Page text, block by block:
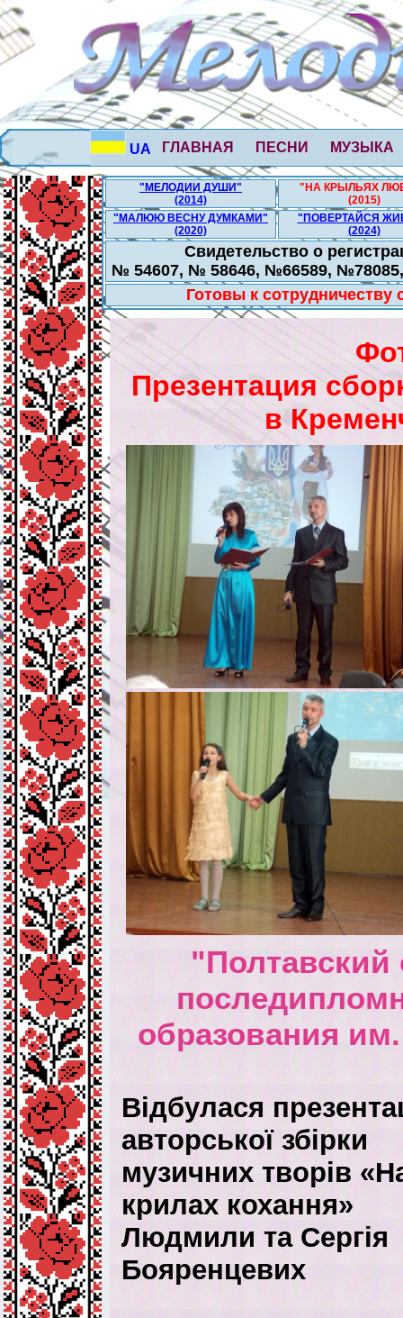
UA ГЛАВНАЯ ПЕСНИ МУЗЫКА
"МЕЛОДИИ ДУШИ"
(2014)
"НА КРЫЛЬЯХ
(2015)
"МАЛЮЮ ВЕСНУ ДУМКАМИ"
(2020)
"ПОВЕРТАЙСЯ
(2024)
Свидетельство о
№ 54607, № 58646, №66589,
Готовы к
Презентация
в
"Полтавский
образования
Відбулася
авторської збірки
музичних творів
крилах кохання»
Людмили та Сергія
Бояренцевих